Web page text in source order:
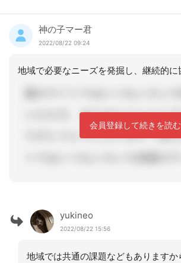
神の子マー君
2022/08/22 09:24
会員登録して続きを読む
yukineo
2022/08/22 15:56